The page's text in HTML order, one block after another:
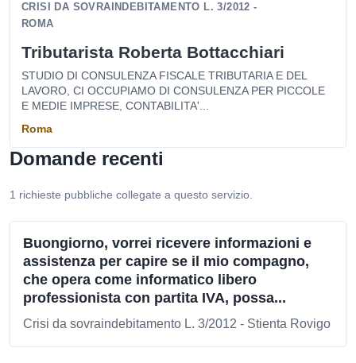
CRISI DA SOVRAINDEBITAMENTO L. 3/2012 -
ROMA
Tributarista Roberta Bottacchiari
STUDIO DI CONSULENZA FISCALE TRIBUTARIA E DEL
LAVORO, CI OCCUPIAMO DI CONSULENZA PER PICCOLE
E MEDIE IMPRESE, CONTABILITA'...
Roma
Domande recenti
1 richieste pubbliche collegate a questo servizio.
Buongiorno, vorrei ricevere informazioni e
assistenza per capire se il mio compagno,
che opera come informatico libero
professionista con partita IVA, possa...
Crisi da sovraindebitamento L. 3/2012 - Stienta Rovigo